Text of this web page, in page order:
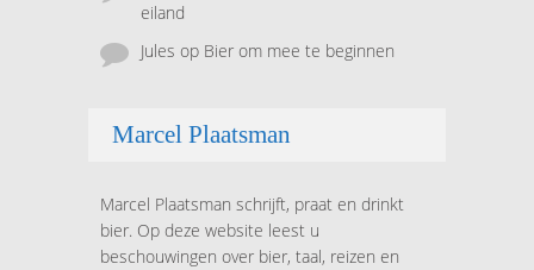
eiland
Jules op Bier om mee te beginnen
Marcel Plaatsman
Marcel Plaatsman schrijft, praat en drinkt
bier. Op deze website leest u
beschouwingen over bier, taal, reizen en